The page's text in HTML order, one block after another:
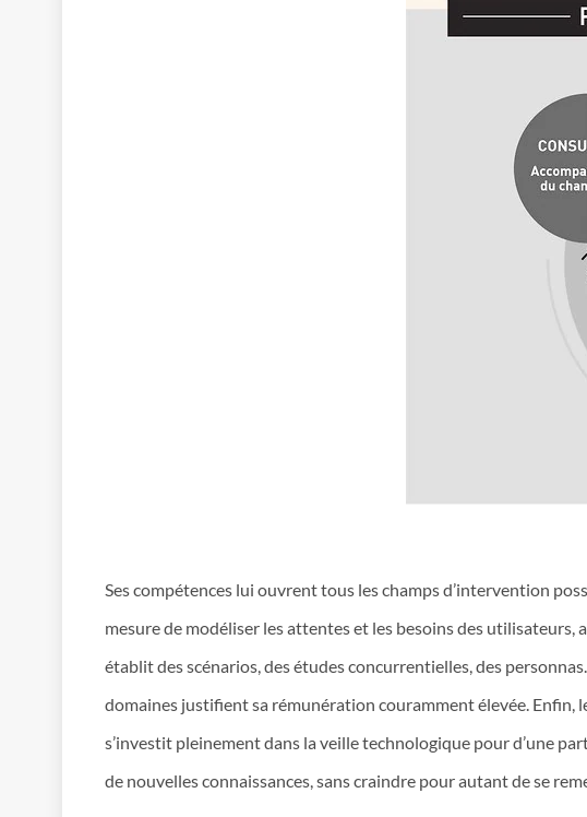
Ses compétences lui ouvrent tous les champs d’intervention
mesure de modéliser les attentes et les besoins des utilisateurs,
établit des scénarios, des études concurrentielles, des
domaines justifient sa rémunération couramment élevée. Enfin,
s’investit pleinement dans la veille technologique pour d’une
de nouvelles connaissances, sans craindre pour autant de se